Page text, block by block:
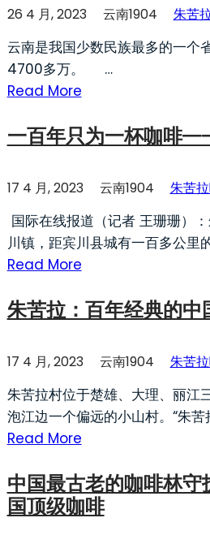
26 4 月, 2023 云南1904 朱苦
云南是我国少数民族最多的一个
4700多万。 …
Read More
一百年只为一杯咖啡
17 4 月, 2023 云南1904 朱苦
国际在线报道（记者 王珊珊）
川镇，距宾川县城有一百多公里
Read More
朱苦拉：百年经典的中
17 4 月, 2023 云南1904 朱苦
朱苦拉村位于楚雄、大理、丽江
泡江边一个偏远的小山村。“朱苦
Read More
中国最古老的咖啡林
国顶级咖啡